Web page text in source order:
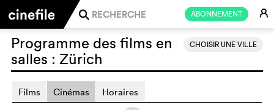
ABONNEMENT E
j
CHOISIR UNE VILLE
Programme des films en
salles : Zürich
Films Cinémas Horaires